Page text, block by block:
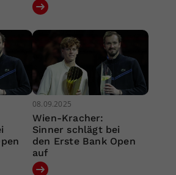
08.09.2025
Wien-Kracher:
Sinner schlägt bei
den Erste Bank Open
auf